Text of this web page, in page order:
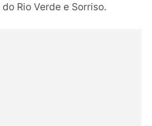
Rio Verde e Sorriso.